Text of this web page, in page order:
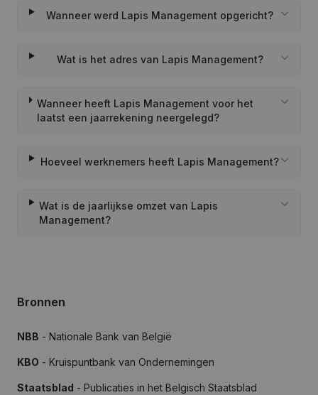
Wanneer werd Lapis Management opgericht?
Wat is het adres van Lapis Management?
Wanneer heeft Lapis Management voor het
laatst een jaarrekening neergelegd?
Hoeveel werknemers heeft Lapis Management?
Wat is de jaarlijkse omzet van Lapis
Management?
Bronnen
NBB - Nationale Bank van België
KBO - Kruispuntbank van Ondernemingen
Staatsblad - Publicaties in het Belgisch Staatsblad